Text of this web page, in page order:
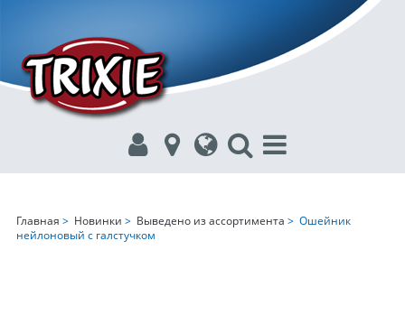
Главная > Новинки > Выведено из ассортимента > Ошейник
нейлоновый с галстучком